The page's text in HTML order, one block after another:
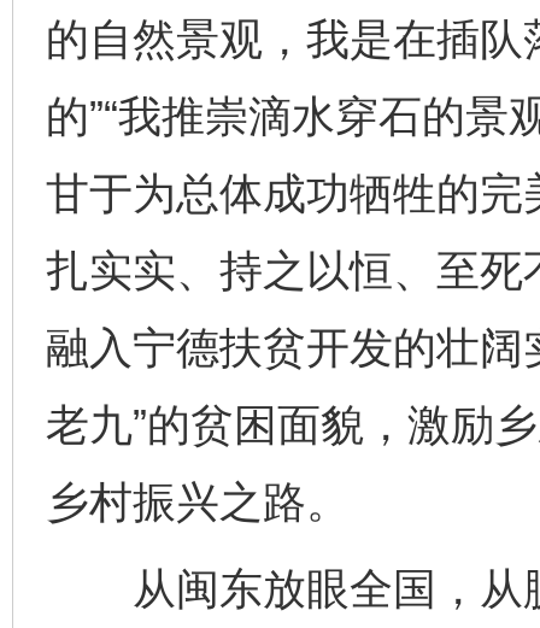
的自然景观，我是在插
的”“我推崇滴水穿石的
甘于为总体成功牺牲的
扎实实、持之以恒、至死
融入宁德扶贫开发的壮阔
老九”的贫困面貌，激励
乡村振兴之路。
从闽东放眼全国，从